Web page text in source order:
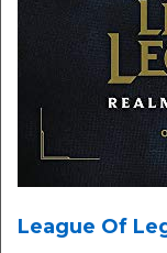
League Of